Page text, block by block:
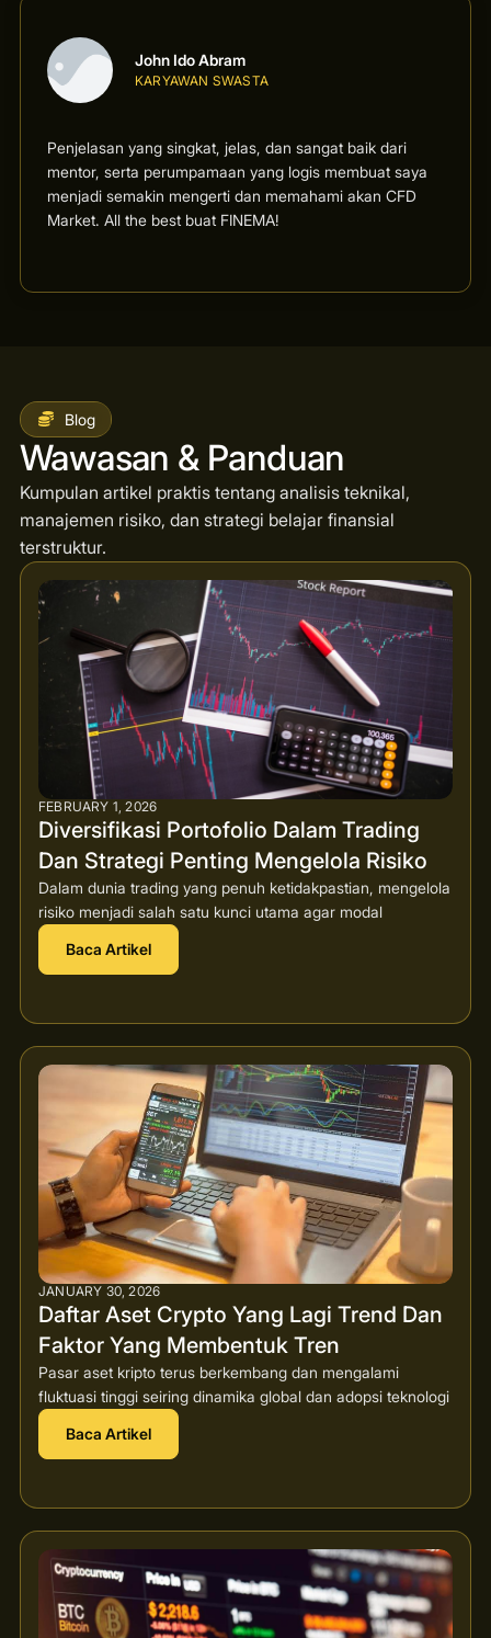
John Ido Abram
KARYAWAN SWASTA
Penjelasan yang singkat, jelas, dan sangat baik dari
mentor, serta perumpamaan yang logis membuat saya
menjadi semakin mengerti dan memahami akan CFD
Market. All the best buat FINEMA!
Blog
Wawasan & Panduan
Kumpulan artikel praktis tentang analisis teknikal,
manajemen risiko, dan strategi belajar finansial
terstruktur.
FEBRUARY 1, 2026
Diversifikasi Portofolio Dalam Trading
Dan Strategi Penting Mengelola Risiko
Dalam dunia trading yang penuh ketidakpastian, mengelola
risiko menjadi salah satu kunci utama agar modal
Baca Artikel
JANUARY 30, 2026
Daftar Aset Crypto Yang Lagi Trend Dan
Faktor Yang Membentuk Tren
Pasar aset kripto terus berkembang dan mengalami
fluktuasi tinggi seiring dinamika global dan adopsi teknologi
Baca Artikel